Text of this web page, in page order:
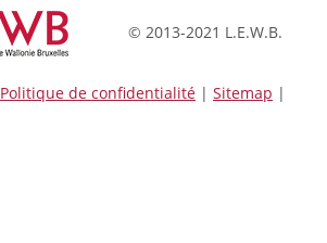
© 2013-2021 L.E.W.B.
Politique de confidentialité | Sitemap |